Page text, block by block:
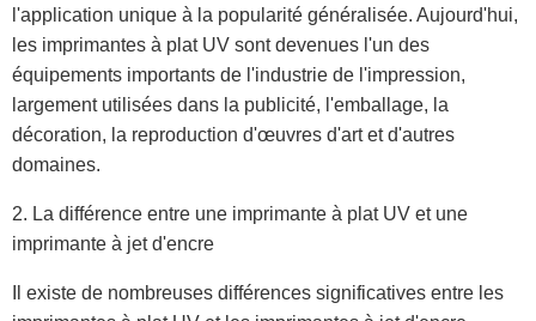
l'application unique à la popularité généralisée. Aujourd'hui,
les imprimantes à plat UV sont devenues l'un des
équipements importants de l'industrie de l'impression,
largement utilisées dans la publicité, l'emballage, la
décoration, la reproduction d'œuvres d'art et d'autres
domaines.
2. La différence entre une imprimante à plat UV et une
imprimante à jet d'encre
Il existe de nombreuses différences significatives entre les